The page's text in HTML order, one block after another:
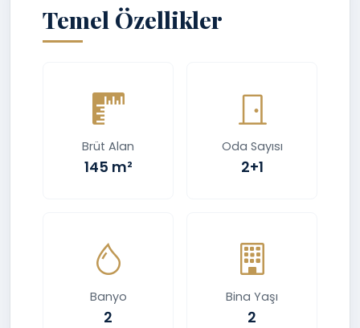
Temel Özellikler
Brüt Alan
145 m²
Oda Sayısı
2+1
Banyo
2
Bina Yaşı
2